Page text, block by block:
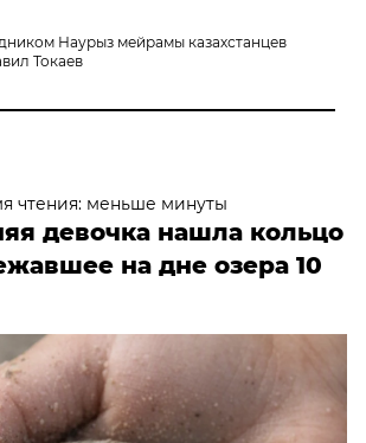
Наурыз мейрамы казахстанцев
Токаев
чтения: меньше минуты
девочка нашла кольцо
на дне озера 10